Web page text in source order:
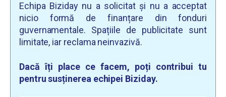
Echipa Biziday nu a solicitat și nu a acceptat
nicio formă de finanțare din fonduri
guvernamentale. Spațiile de publicitate sunt
limitate, iar reclama neinvazivă.
Dacă îți place ce facem, poți contribui tu
pentru susținerea echipei Biziday.